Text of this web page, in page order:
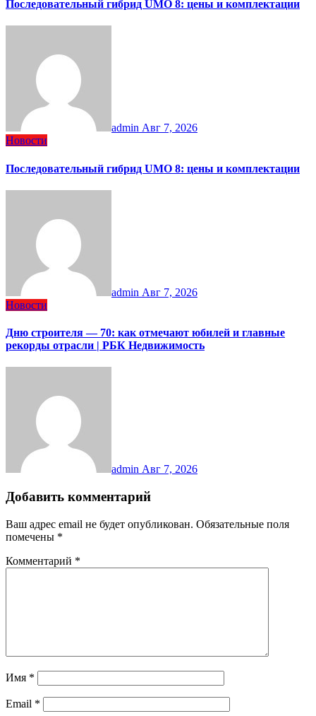
Последовательный гибрид UMO 8: цены и комплектации
admin Авг 7, 2026
Новости
Последовательный гибрид UMO 8: цены и комплектации
admin Авг 7, 2026
Новости
Дню строителя — 70: как отмечают юбилей и главные
рекорды отрасли | РБК Недвижимость
admin Авг 7, 2026
Добавить комментарий
Ваш адрес email не будет опубликован. Обязательные поля
помечены *
Комментарий *
Имя *
Email *